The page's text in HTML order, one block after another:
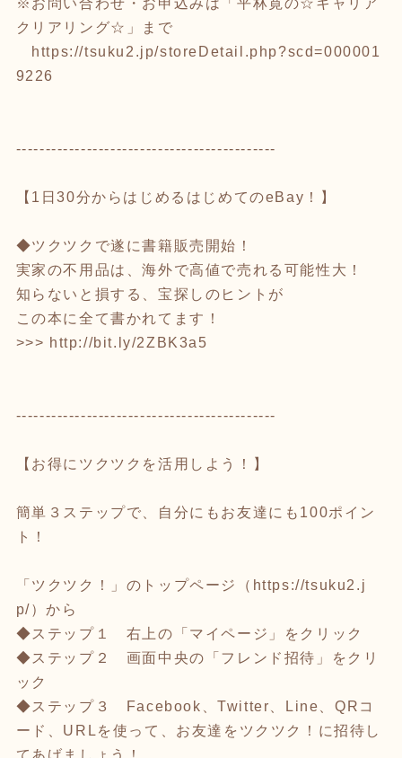
※お問い合わせ・お申込みは「平林寛の☆キャリア
クリアリング☆」まで
https://tsuku2.jp/storeDetail.php?scd=000001
9226
--------------------------------------------
【1日30分からはじめるはじめてのeBay！】
◆ツクツクで遂に書籍販売開始！
実家の不用品は、海外で高値で売れる可能性大！
知らないと損する、宝探しのヒントが
この本に全て書かれてます！
>>> http://bit.ly/2ZBK3a5
--------------------------------------------
【お得にツクツクを活用しよう！】
簡単３ステップで、自分にもお友達にも100ポイン
ト！
「ツクツク！」のトップページ（ https://tsuku2.j
p/）から
◆ステップ１ 右上の「マイページ」をクリック
◆ステップ２ 画面中央の「フレンド招待」をクリ
ック
◆ステップ３ Facebook、Twitter、Line、QRコ
ード、URLを使って、お友達をツクツク！に招待し
てあげましょう！